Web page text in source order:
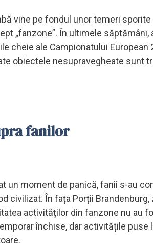
vine pe fondul unor temeri
„fanzone”. În ultimele
cheie ale Campionatului
obiectele nesupravegheate sunt
fanilor
un moment de panică, fanii s-au
civilizat. În fața Porții
activităților din fanzone nu au
închise, dar activitățile